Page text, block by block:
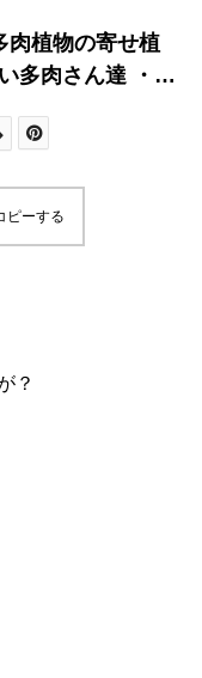
肉植物の寄せ植
多肉さん達 ・
ピーする
？